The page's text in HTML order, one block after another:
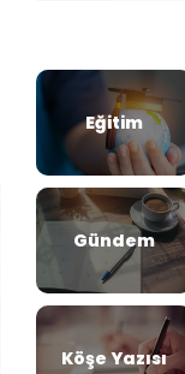
Eğitim
Gündem
Köşe Yazısı